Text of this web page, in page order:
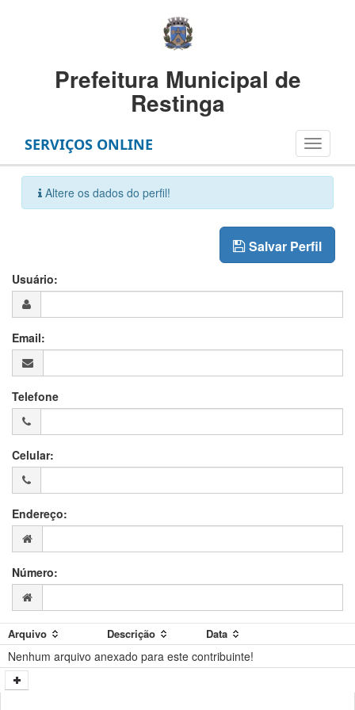
Prefeitura Municipal de
Restinga
SERVIÇOS ONLINE
Altere os dados do perfil!
Salvar Perfil
Usuário:
Email:
Telefone
Celular:
Endereço:
Número:
Arquivo Descrição Data
Nenhum arquivo anexado para este contribuinte!